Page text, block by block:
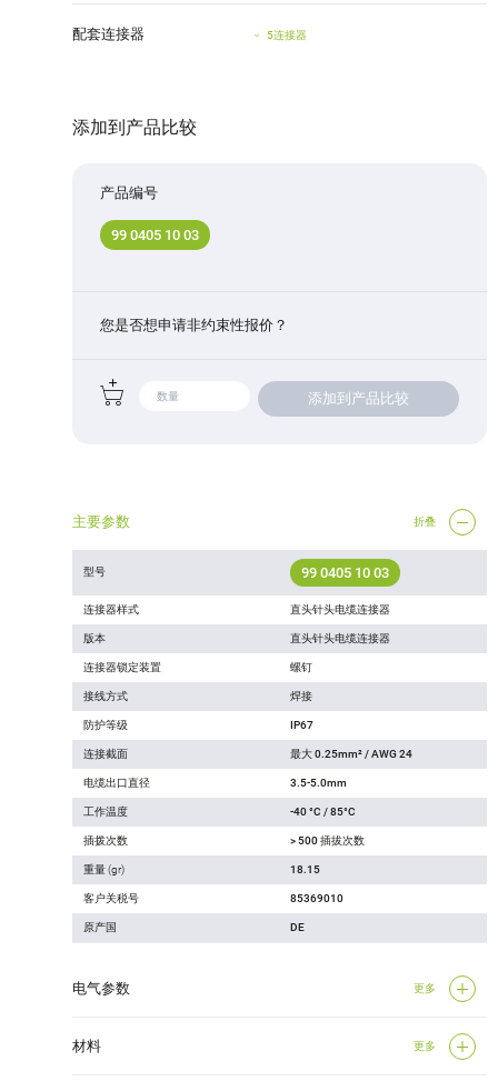
配套连接器 5连接器
添加到产品比较
产品编号
99 0405 10 03
您是否想申请非约束性报价？
添加到产品比较
主要参数 折叠
型号 99 0405 10 03
连接器样式 直头针头电缆连接器
版本 直头针头电缆连接器
连接器锁定装置 螺钉
接线方式 焊接
防护等级 IP67
连接截面 最大 0.25mm² / AWG 24
电缆出口直径 3.5-5.0mm
工作温度 -40 °C / 85°C
插拨次数 > 500 插拔次数
重量 (gr) 18.15
客户关税号 85369010
原产国 DE
电气参数 更多
材料 更多